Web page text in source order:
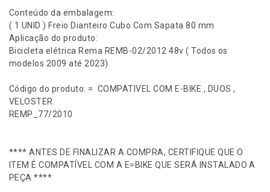
i
a
n
t
e
r
o
C
o
C
o
Conteúdo da embalagem:
( 1 UNID ) Freio Dianteiro Cubo Com Sapata 80 mm
Aplicação do produto:
Bicicleta elétrica Rema REMB-02/2012 48v ( Todos os
modelos 2009 até 2023)
Código do produto: = COMPATIVEL COM E-BIKE , DUOS ,
VELOSTER.
REMP_77/2010
**** ANTES DE FINALIZAR A COMPRA, CERTIFIQUE QUE O
ITEM É COMPATÍVEL COM A E=BIKE QUE SERÁ INSTALADO A
PEÇA ****